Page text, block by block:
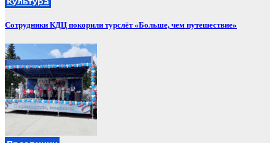
Сотрудники КДЦ покорили турслёт «Больше, чем путешествие»